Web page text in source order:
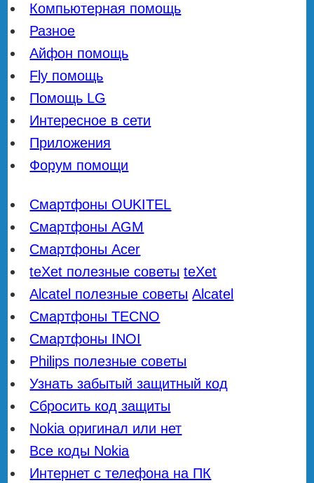
Компьютерная помощь
Разное
Айфон помощь
Fly помощь
Помощь LG
Интересное в сети
Приложения
Форум помощи
Смартфоны OUKITEL
Смартфоны AGM
Смартфоны Acer
teXet полезные советы teXet
Alcatel полезные советы Alcatel
Смартфоны TECNO
Смартфоны INOI
Philips полезные советы
Узнать забытый защитный код
Сбросить код защиты
Nokia оригинал или нет
Все коды Nokia
Интернет с телефона на ПК